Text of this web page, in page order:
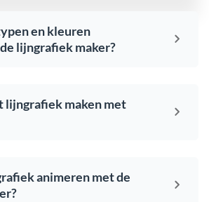
en kleuren
lijngrafiek maker?
lijngrafiek maken met
animeren met de